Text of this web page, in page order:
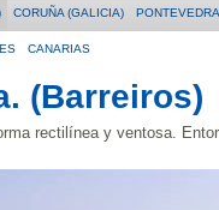
CORUÑA (GALICIA)
CANARIAS
(Barreiros)
rectilínea y ventosa.